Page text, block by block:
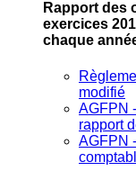
Rapport des
exercices
chaque
modifié
AGFPN
rapport
AGFPN